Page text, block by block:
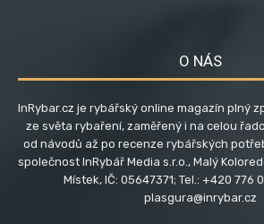
O NÁS
InRybar.cz je rybářský online magazín plný
ze světa rybaření, zaměřený i na celou
od návodů až po recenze rybářských
společnost InRybář Media s.r.o., Malý
Místek, IČ: 05647371; Tel.: +420 776
plasgura@inrybar.cz